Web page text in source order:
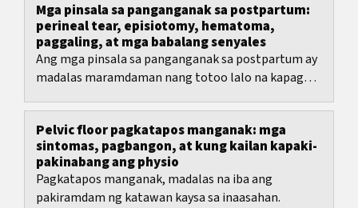
Mga pinsala sa panganganak sa postpartum:
perineal tear, episiotomy, hematoma,
paggaling, at mga babalang senyales
Ang mga pinsala sa panganganak sa postpartum ay
madalas maramdaman nang totoo lalo na kapag
biglang...
Pelvic floor pagkatapos manganak: mga
sintomas, pagbangon, at kung kailan kapaki-
pakinabang ang physio
Pagkatapos manganak, madalas na iba ang
pakiramdam ng katawan kaysa sa inaasahan.